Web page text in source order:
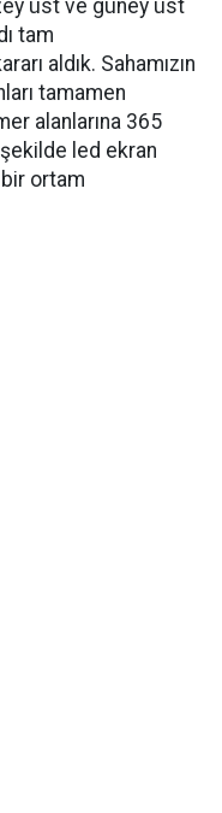
üst ve güney üst
tam
aldık. Sahamızın
tamamen
alanlarına 365
led ekran
bir ortam